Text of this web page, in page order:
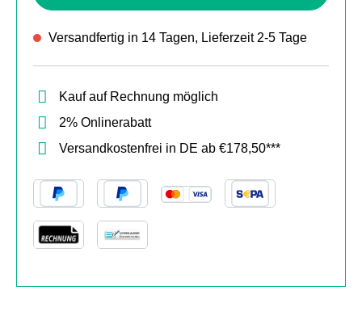
Versandfertig in 14 Tagen, Lieferzeit 2-5 Tage
Kauf auf Rechnung möglich
2% Onlinerabatt
Versandkostenfrei in DE ab €178,50***